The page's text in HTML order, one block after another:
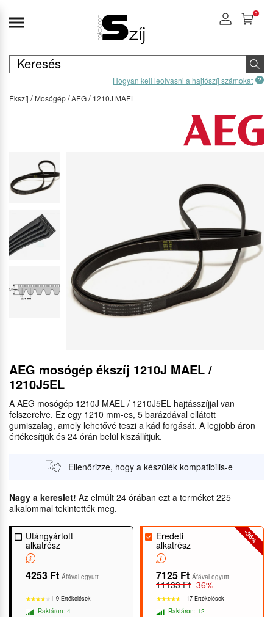
Hogyan kell leolvasni a hajtószíj számokat
0
Ékszíj Mosógép AEG 1210J MAEL
AEG mosógép ékszíj 1210J MAEL /
1210J5EL
A AEG mosógép 1210J MAEL / 1210J5EL hajtásszíjjal van
felszerelve. Ez egy 1210 mm-es, 5 barázdával ellátott
gumiszalag, amely lehetővé teszi a kád forgását. A legjobb áron
értékesítjük és 24 órán belül kiszállítjuk.
Ellenőrizze, hogy a készülék kompatibilis-e
Nagy a kereslet! Az elmúlt 24 órában ezt a terméket 225
alkalommal tekintették meg.
Utángyártott
alkatrész
4253 Ft Áfával együtt
9 Ertékelések
Raktáron: 4
-36
%
Eredeti
alkatrész
7125 Ft Áfával együtt
11133 Ft -36%
17 Ertékelések
Raktáron: 12